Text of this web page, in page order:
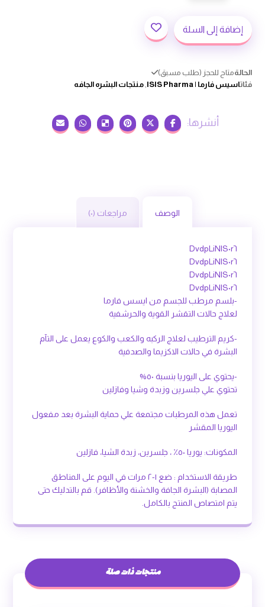
إضافة إلى السلة
الحالةمتاح للحجز (طلب مسبق)
فئاتاسيس فارما | ISIS Pharma ,منتجات البشره الجافه
الوصف مراجعات (٠)
DvdpLiNlS٠r٦
DvdpLiNlS٠r٦
DvdpLiNlS٠r٦
DvdpLiNlS٠r٦
-بلسم مرطب للجسم من ايسس فارما
لعلاج حالات التقشر القوية والحرشفية
-كريم الترطيب لعلاج الركبه والكعب والكوع يعمل على التآم
البشرة في حالات الاكزيما والصدفية
-يحتوي على اليوريا بنسبة ٥٠%
تحتوي علي جلسرين وزبدة وشيا وفازلين
تعمل هذه المرطبات مجتمعة علي حماية البشرة بعد مفعول
اليوريا المقشر
المكونات: يوريا ٥٠٪؜ ، جلسرين، زبدة الشيا، فازلين
طريقة الاستخدام : ضع ١-٢ مرات في اليوم على المناطق
المصابة (البشرة الجافة والخشنة والأظافر). قم بالتدليك حتى
يتم امتصاص المنتج بالكامل.
منتجات ذات صلة